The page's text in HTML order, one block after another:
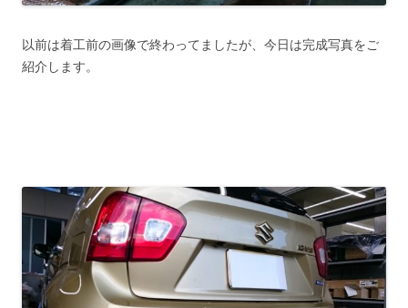
以前は着工前の画像で終わってましたが、今日は完成写真をご
紹介します。